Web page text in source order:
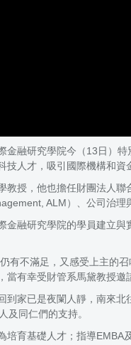
融研究學院今（13日）
人才，吸引國際機構和資
授，他也擔任財團法人
ALM）、公司治理
融研究學院的學員建立
不滿足，又感受上主的
有幸受財管系馬黛教授邀
家已是夜闌人靜，南來
及同仁們的支持。
育基礎人才；指導